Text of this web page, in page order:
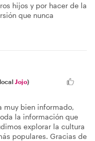
hijos y por hacer de la
que nunca
Jojo)
muy bien informado,
la información que
explorar la cultura
populares. Gracias de